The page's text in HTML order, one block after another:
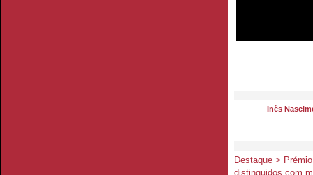
Inês
Destaque >
distinguidos com